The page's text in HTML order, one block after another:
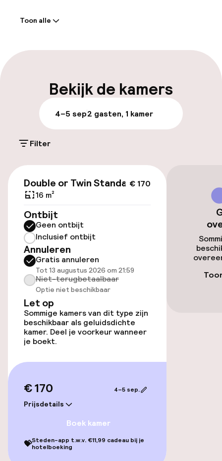
Meertalige medewerkers
Parkeren & mobiliteit
Parkeergelegenheid op eigen terrein
(buiten)
Parkeerservice
Luchthavenshuttle
Transferservice
Toegankelijkheid
Overal rolstoeltoegankelijk
Lift
Entertainment
Betaalde wifi
Eet- en drinkgelegenheden
Toon alle
Bekijk de kamers
4–5 sep2 gasten, 1 kamer
Filter
€ 170
Double or Twin Standard
16 m²
Ontbijt
Geen ontbijt
Inclusief ontbijt
Annuleren
Gratis annuleren
Tot 13 augustus 2026 om 21:59
Niet-terugbetaalbaar
Optie niet beschikbaar
Let op
Sommige kamers van dit type zijn
beschikbaar als geluidsdichte
kamer. Deel je voorkeur wanneer
je boekt.
€ 170
Prijsdetails
4–5 sep.
Boek kamer
💝Steden-app t.w.v. €11,99 cadeau bij je
hotelboeking